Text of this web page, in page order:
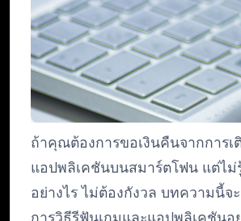
ถ้าคุณต้องการขอเงินคืนจากการเ
แอปพลิเคชันบนสมาร์ตโฟน แต่ไม่
อย่างไร ไม่ต้องกังวล บทความนี้จ